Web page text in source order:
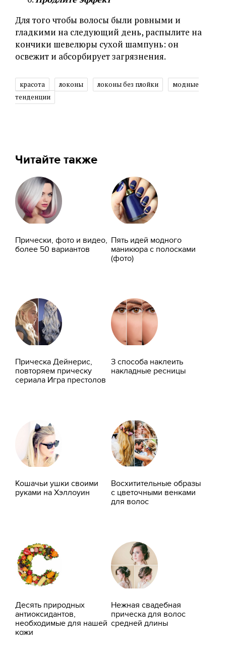
Для того чтобы волосы были ровными и
гладкими на следующий день, распылите на
кончики шевелюры сухой шампунь: он
освежит и абсорбирует загрязнения.
красота локоны локоны без плойки
модные
тенденции
Читайте также
Прически, фото и видео,
более 50 вариантов
Пять идей модного
маникюра с полосками
(фото)
Прическа Дейнерис,
повторяем прическу
сериала Игра престолов
З способа наклеить
накладные ресницы
Кошачьи ушки своими
руками на Хэллоуин
Восхитительные образы
с цветочными венками
для волос
Десять природных
антиоксидантов,
необходимые для нашей
кожи
Нежная свадебная
прическа для волос
средней длины